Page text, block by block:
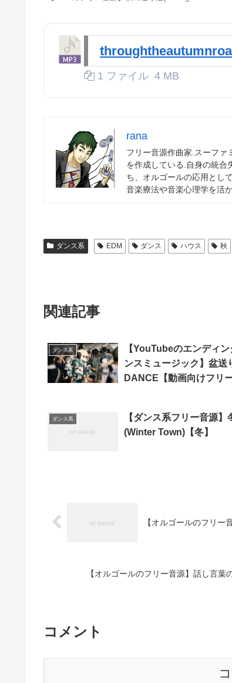
1 ファイル 4 MB
rana
フリー音源作曲家.スーファ
を作成している.自身の統合
ち、オルゴールの応用とし
音楽療法や音楽心理学を活
ダンス系 EDM ダンス ハウス 秋
関連記事
ダンス系
【YouTubeのエンディ
ンスミュージック】盆送
DANCE【動画向けフリー
ダンス系
【ダンス系フリー音源】
(Winter Town)【冬】
【オルゴールのフリー
【オルゴールのフリー音源】話し言葉
コメント